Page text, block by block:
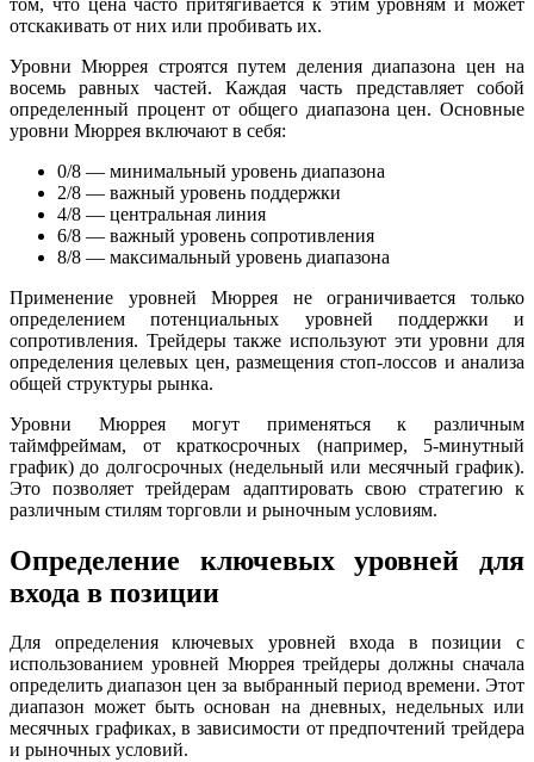
отскакивать от них или пробивать их.
Уровни Мюррея строятся путем деления диапазона цен на
восемь равных частей. Каждая часть представляет собой
определенный процент от общего диапазона цен. Основные
уровни Мюррея включают в себя:
0/8 — минимальный уровень диапазона
2/8 — важный уровень поддержки
4/8 — центральная линия
6/8 — важный уровень сопротивления
8/8 — максимальный уровень диапазона
Применение уровней Мюррея не ограничивается только
определением потенциальных уровней поддержки и
сопротивления. Трейдеры также используют эти уровни для
определения целевых цен, размещения стоп-лоссов и анализа
общей структуры рынка.
Уровни Мюррея могут применяться к различным
таймфреймам, от краткосрочных (например, 5-минутный
график) до долгосрочных (недельный или месячный график).
Это позволяет трейдерам адаптировать свою стратегию к
различным стилям торговли и рыночным условиям.
Определение ключевых уровней для
входа в позиции
Для определения ключевых уровней входа в позиции с
использованием уровней Мюррея трейдеры должны сначала
определить диапазон цен за выбранный период времени. Этот
диапазон может быть основан на дневных, недельных или
месячных графиках, в зависимости от предпочтений трейдера
и рыночных условий.